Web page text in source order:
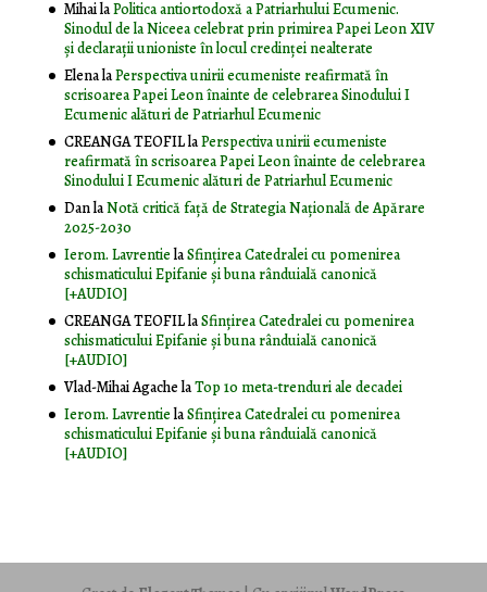
MihailaPolitica antiortodoxă a Patriarhului Ecumenic.
Sinodul de la Niceea celebrat prin primirea Papei Leon XIV
și declarații unioniste în locul credinței nealterate
ElenalaPerspectiva unirii ecumeniste reafirmată în
scrisoarea Papei Leon înainte de celebrarea Sinodului I
Ecumenic alături de Patriarhul Ecumenic
CREANGA TEOFILlaPerspectiva unirii ecumeniste
reafirmată în scrisoarea Papei Leon înainte de celebrarea
Sinodului I Ecumenic alături de Patriarhul Ecumenic
DanlaNotă critică faţă de Strategia Naţională de Apărare
2025-2030
Ierom. LavrentielaSfințirea Catedralei cu pomenirea
schismaticului Epifanie și buna rânduială canonică
[+AUDIO]
CREANGA TEOFILlaSfințirea Catedralei cu pomenirea
schismaticului Epifanie și buna rânduială canonică
[+AUDIO]
Vlad-Mihai AgachelaTop 10 meta-trenduri ale decadei
Ierom. LavrentielaSfințirea Catedralei cu pomenirea
schismaticului Epifanie și buna rânduială canonică
[+AUDIO]